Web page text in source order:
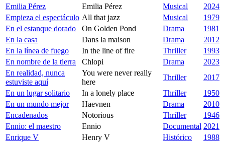
Emilia Pérez
Emilia Pérez Musical
2024
Empieza el espectáculo All that jazz Musical
1979
En el estanque dorado
On Golden Pond Drama
1981
En la casa
Dans la maison Drama
2012
En la línea de fuego
In the line of fire Thriller
1993
En nombre de la tierra
Chlopi Drama
2023
En realidad, nunca
estuviste aquí
You were never really
here
Thriller
2017
En un lugar solitario
In a lonely place Thriller
1950
En un mundo mejor
Haevnen Drama
2010
Encadenados
Notorious Thriller
1946
Ennio: el maestro
Ennio Documental 2021
Enrique V
Henry V Histórico
1988